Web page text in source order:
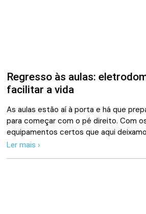
Regresso às aulas:
facilitar a vida
As aulas estão aí à porta e há que
para começar com o pé direito. Com
equipamentos certos que aqui
Ler mais ›